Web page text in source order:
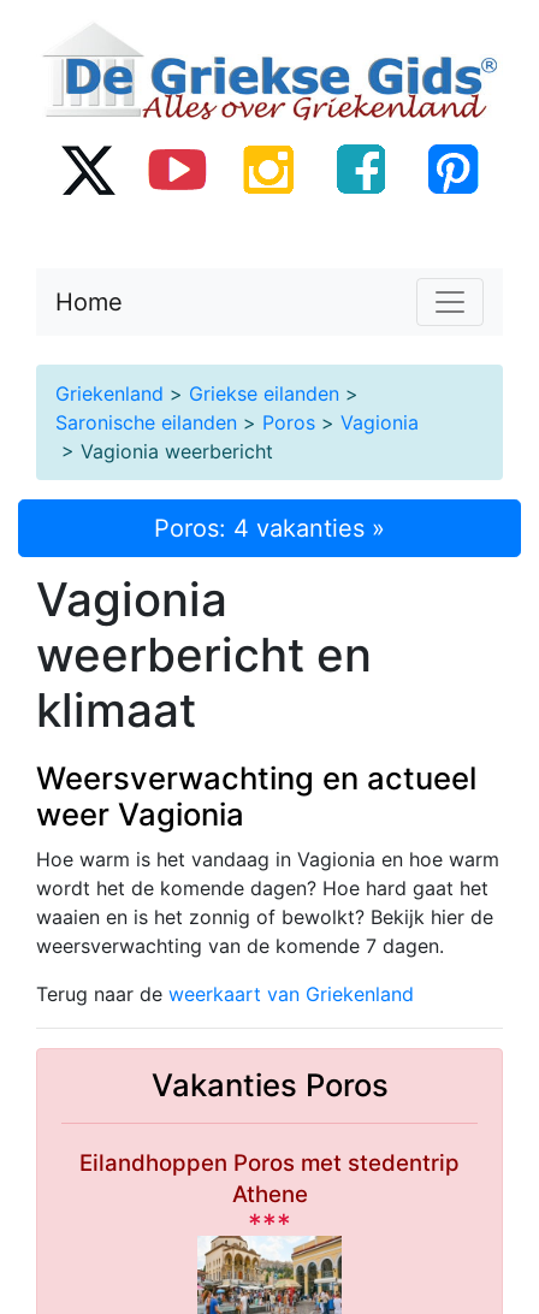
Home
Griekenland > Griekse eilanden >
Saronische eilanden > Poros > Vagionia
> Vagionia weerbericht
Poros: 4 vakanties »
Vagionia
weerbericht en
klimaat
Weersverwachting en actueel
weer Vagionia
Hoe warm is het vandaag in Vagionia en hoe warm
wordt het de komende dagen? Hoe hard gaat het
waaien en is het zonnig of bewolkt? Bekijk hier de
weersverwachting van de komende 7 dagen.
Terug naar de weerkaart van Griekenland
Vakanties Poros
Eilandhoppen Poros met stedentrip
Athene
***